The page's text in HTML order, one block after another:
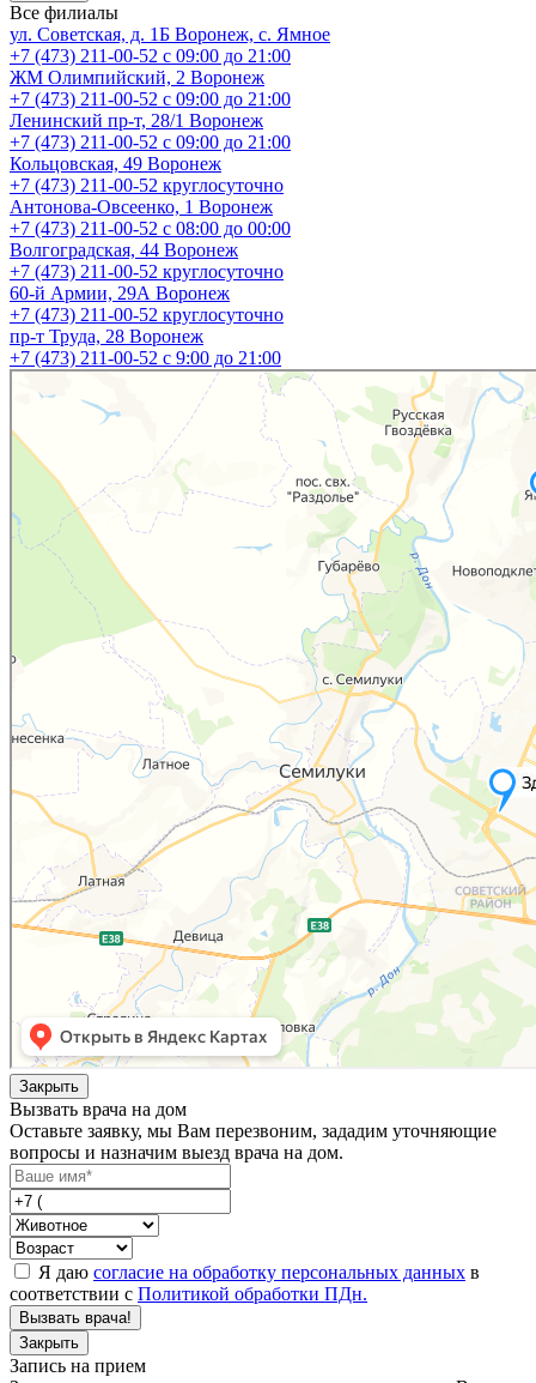
Все филиалы
ул. Советская, д. 1Б Воронеж, с. Ямное
+7 (473) 211-00-52 с 09:00 до 21:00
ЖМ Олимпийский, 2 Воронеж
+7 (473) 211-00-52 с 09:00 до 21:00
Ленинский пр-т, 28/1 Воронеж
+7 (473) 211-00-52 с 09:00 до 21:00
Кольцовская, 49 Воронеж
+7 (473) 211-00-52 круглосуточно
Антонова-Овсеенко, 1 Воронеж
+7 (473) 211-00-52 с 08:00 до 00:00
Волгоградская, 44 Воронеж
+7 (473) 211-00-52 круглосуточно
60-й Армии, 29А Воронеж
+7 (473) 211-00-52 круглосуточно
пр-т Труда, 28 Воронеж
+7 (473) 211-00-52 c 9:00 до 21:00
Закрыть
Вызвать врача на дом
Оставьте заявку, мы Вам перезвоним, зададим уточняющие
вопросы и назначим выезд врача на дом.
Я даю согласие на обработку персональных данных в
соответствии с Политикой обработки ПДн.
Вызвать врача!
Закрыть
Запись на прием